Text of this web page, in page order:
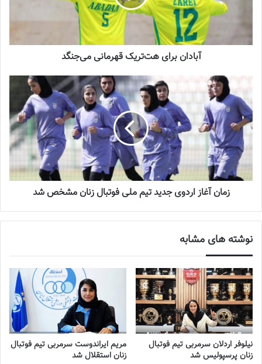
💻منبع:فدراسیون فوتبال 📸عکس:فدراسیون فوتبال
نوشته های مشابه
چالش هاى ليست جدید تيم ملى فوتبال
زنان
2023-06-14
تازه‌ترین خبرها از درمان ۲ ملی‌پوش فوتبال
2023-12-24
دعوت آزمون از 30 بازیکن به اردوی تیم ملی
2023-03-21
آینده درخشانی در انتظار فوتبال بانوان است
2022-12-10
آبادان برای هت‌تریک قهرمانی می‌جنگد
زمان‌ آغاز اردوی جدید تیم ملی فوتبال زنان مشخص شد
نوشته های مشابه
نیلوفر اردلان سرمربی تیم فوتبال
زنان پرسپولیس شد
مریم ایراندوست سرمربی تیم فوتبال
زنان استقلال شد